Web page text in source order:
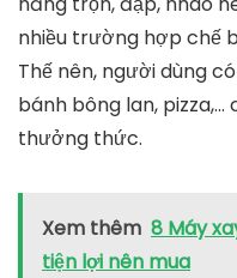
nhiều trường hợp chế
Thế nên, người dùng
bánh bông lan,
thưởng thức.
Xem thêm 8 Máy
tiện lợi nên mua